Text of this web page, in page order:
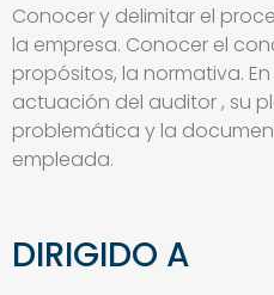
Conocer y delimitar el
la empresa. Conocer el
propósitos, la normativa.
actuación del auditor , su
problemática y la
empleada.
DIRIGIDO A